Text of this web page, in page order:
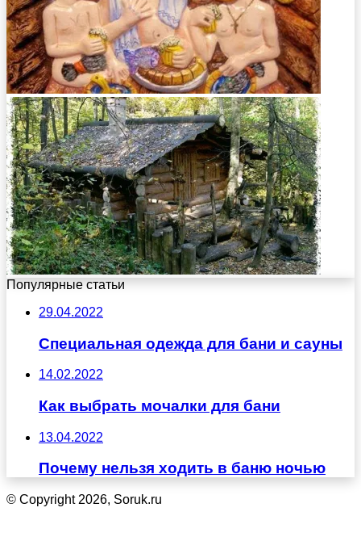
Популярные статьи
29.04.2022
Специальная одежда для бани и сауны
14.02.2022
Как выбрать мочалки для бани
13.04.2022
Почему нельзя ходить в баню ночью
© Copyright 2026, Soruk.ru